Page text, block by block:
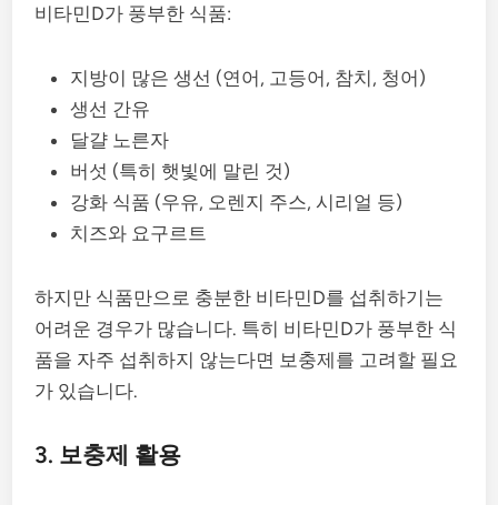
비타민D가 풍부한 식품:
지방이 많은 생선 (연어, 고등어, 참치, 청어)
생선 간유
달걀 노른자
버섯 (특히 햇빛에 말린 것)
강화 식품 (우유, 오렌지 주스, 시리얼 등)
치즈와 요구르트
하지만 식품만으로 충분한 비타민D를 섭취하기는
어려운 경우가 많습니다. 특히 비타민D가 풍부한 식
품을 자주 섭취하지 않는다면 보충제를 고려할 필요
가 있습니다.
3. 보충제 활용